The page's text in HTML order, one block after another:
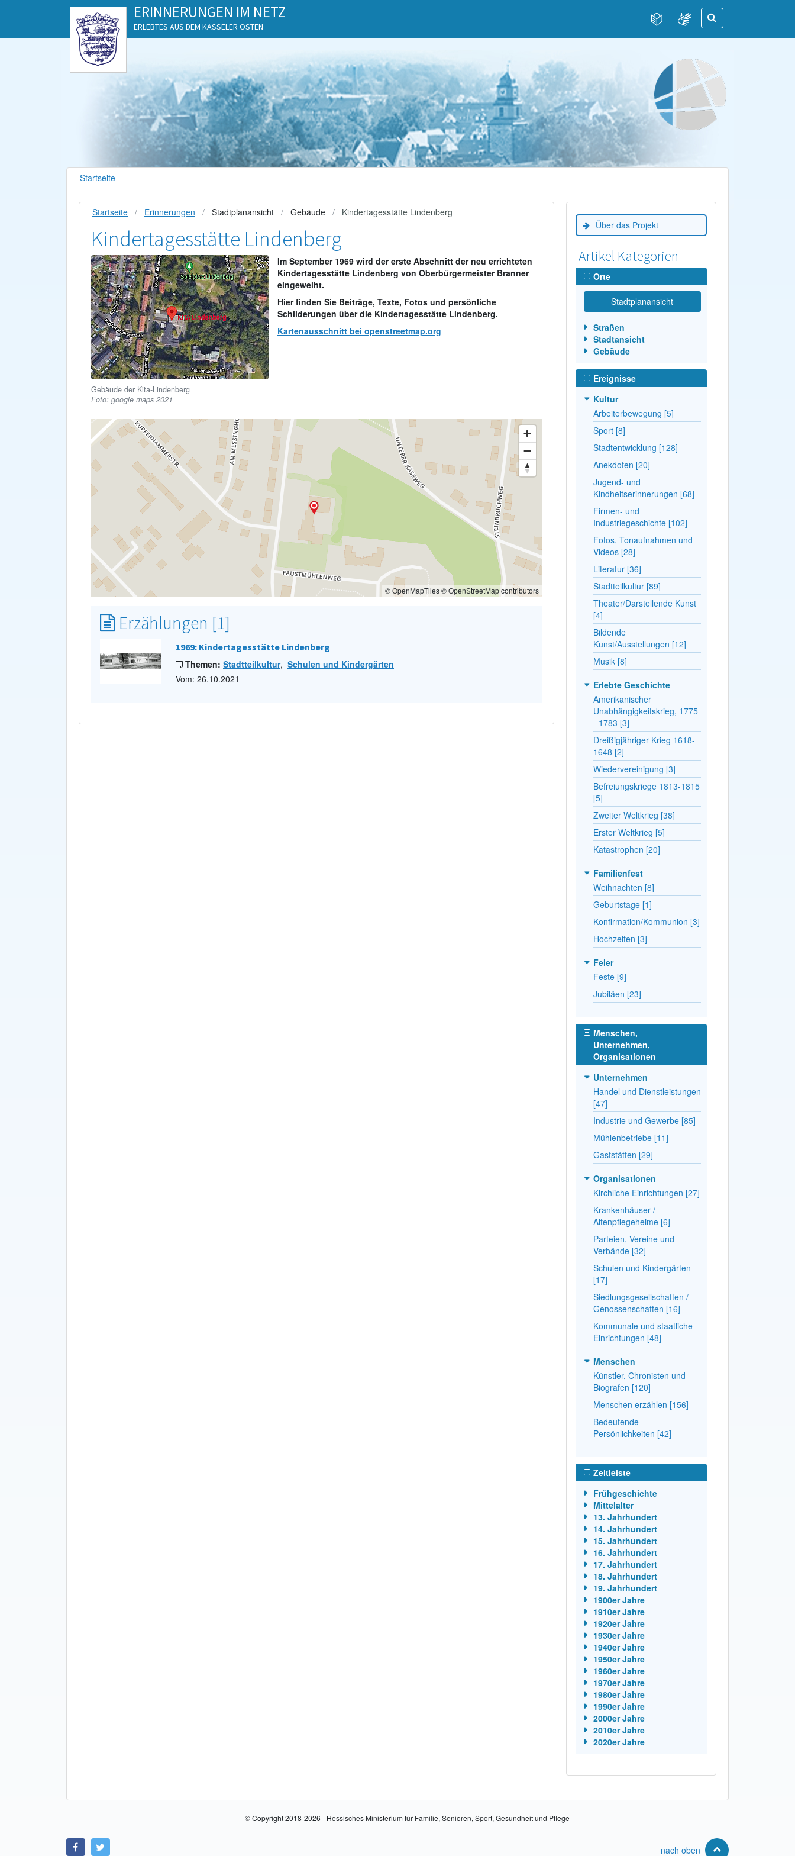
ERINNERUNGEN IM NETZ
ERLEBTES AUS DEM KASSELER OSTEN
Startseite
Startseite Erinnerungen Stadtplanansicht Gebäude Kindertagesstätte Lindenberg
Kindertagesstätte Lindenberg
Gebäude der Kita-Lindenberg
Foto: google maps 2021
Im September 1969 wird der erste Abschnitt der neu errichteten
Kindertagesstätte Lindenberg von Oberbürgermeister Branner
eingeweiht.
Hier finden Sie Beiträge, Texte, Fotos und persönliche
Schilderungen über die Kindertagesstätte Lindenberg.
Kartenausschnitt bei openstreetmap.org
© OpenMapTiles © OpenStreetMap contributors
Erzählungen [1]
1969: Kindertagesstätte Lindenberg
Themen: Stadtteilkultur, Schulen und Kindergärten
Vom: 26.10.2021
Über das Projekt
Artikel Kategorien
Orte
Stadtplanansicht
Straßen
Stadtansicht
Gebäude
Ereignisse
Kultur
Arbeiterbewegung [5]
Sport [8]
Stadtentwicklung [128]
Anekdoten [20]
Jugend- und
Kindheitserinnerungen [68]
Firmen- und
Industriegeschichte [102]
Fotos, Tonaufnahmen und
Videos [28]
Literatur [36]
Stadtteilkultur [89]
Theater/Darstellende Kunst
[4]
Bildende
Kunst/Ausstellungen [12]
Musik [8]
Erlebte Geschichte
Amerikanischer
Unabhängigkeitskrieg, 1775
- 1783 [3]
Dreißigjähriger Krieg 1618-
1648 [2]
Wiedervereinigung [3]
Befreiungskriege 1813-1815
[5]
Zweiter Weltkrieg [38]
Erster Weltkrieg [5]
Katastrophen [20]
Familienfest
Weihnachten [8]
Geburtstage [1]
Konfirmation/Kommunion [3]
Hochzeiten [3]
Feier
Feste [9]
Jubiläen [23]
Menschen,
Unternehmen,
Organisationen
Unternehmen
Handel und Dienstleistungen
[47]
Industrie und Gewerbe [85]
Mühlenbetriebe [11]
Gaststätten [29]
Organisationen
Kirchliche Einrichtungen [27]
Krankenhäuser /
Altenpflegeheime [6]
Parteien, Vereine und
Verbände [32]
Schulen und Kindergärten
[17]
Siedlungsgesellschaften /
Genossenschaften [16]
Kommunale und staatliche
Einrichtungen [48]
Menschen
Künstler, Chronisten und
Biografen [120]
Menschen erzählen [156]
Bedeutende
Persönlichkeiten [42]
Zeitleiste
Frühgeschichte
Mittelalter
13. Jahrhundert
14. Jahrhundert
15. Jahrhundert
16. Jahrhundert
17. Jahrhundert
18. Jahrhundert
19. Jahrhundert
1900er Jahre
1910er Jahre
1920er Jahre
1930er Jahre
1940er Jahre
1950er Jahre
1960er Jahre
1970er Jahre
1980er Jahre
1990er Jahre
2000er Jahre
2010er Jahre
2020er Jahre
© Copyright 2018-2026 - Hessisches Ministerium für Familie, Senioren, Sport, Gesundheit und Pflege
Link zu Facebook
Link zu Twitter
nach oben